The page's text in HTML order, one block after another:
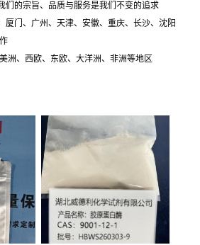
们的宗旨、品质与服务是我们不变的追求
厦门、广州、天津、安徽、重庆、长沙、沈阳
洲、西欧、东欧、大洋洲、非洲等地区